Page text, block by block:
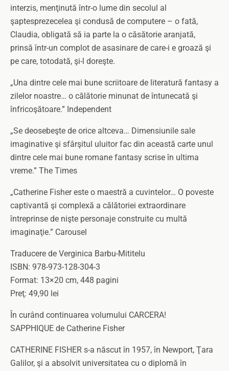
interzis, menţinută într-o lume din secolul al
şaptesprezecelea şi condusă de computere – o fată,
Claudia, obligată să ia parte la o căsătorie aranjată,
prinsă într-un complot de asasinare de care-i e groază şi
pe care, totodată, şi-l doreşte.
„Una dintre cele mai bune scriitoare de literatură fantasy a
zilelor noastre… o călătorie minunat de întunecată şi
înfricoşătoare.” Independent
„Se deosebeşte de orice altceva… Dimensiunile sale
imaginative şi sfârşitul uluitor fac din această carte unul
dintre cele mai bune romane fantasy scrise în ultima
vreme.” The Times
„Catherine Fisher este o maestră a cuvintelor… O poveste
captivantă şi complexă a călătoriei extraordinare
întreprinse de nişte personaje construite cu multă
imaginaţie.” Carousel
Traducere de Verginica Barbu-Mititelu
ISBN: 978-973-128-304-3
Format: 13×20 cm, 448 pagini
Preţ: 49,90 lei
În curând continuarea volumului CARCERA!
SAPPHIQUE de Catherine Fisher
CATHERINE FISHER s-a născut în 1957, în Newport, Ţara
Galilor, şi a absolvit universitatea cu o diplomă în